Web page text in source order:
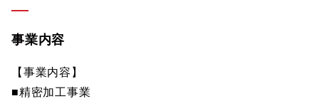
事業内容
【事業内容】
■精密加工事業